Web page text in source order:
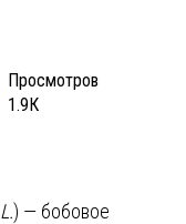
Просмотров
1.9К
) — бобовое